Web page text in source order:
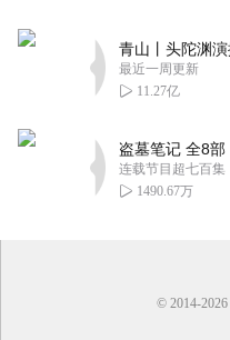
最近一周更新
11.27亿
连载节目超七百集
1490.67万
© 2014-2026